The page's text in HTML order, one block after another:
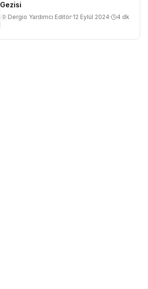
Gezisi
D Dergio Yardımcı Editör·12 Eylül 2024· 4 dk